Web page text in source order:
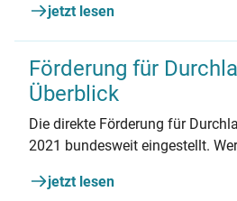
jetzt lesen
Förderung für
Überblick
Die direkte Förderung für
2021 bundesweit eingestellt.
einbauen lässt, kann dennoch
jetzt lesen